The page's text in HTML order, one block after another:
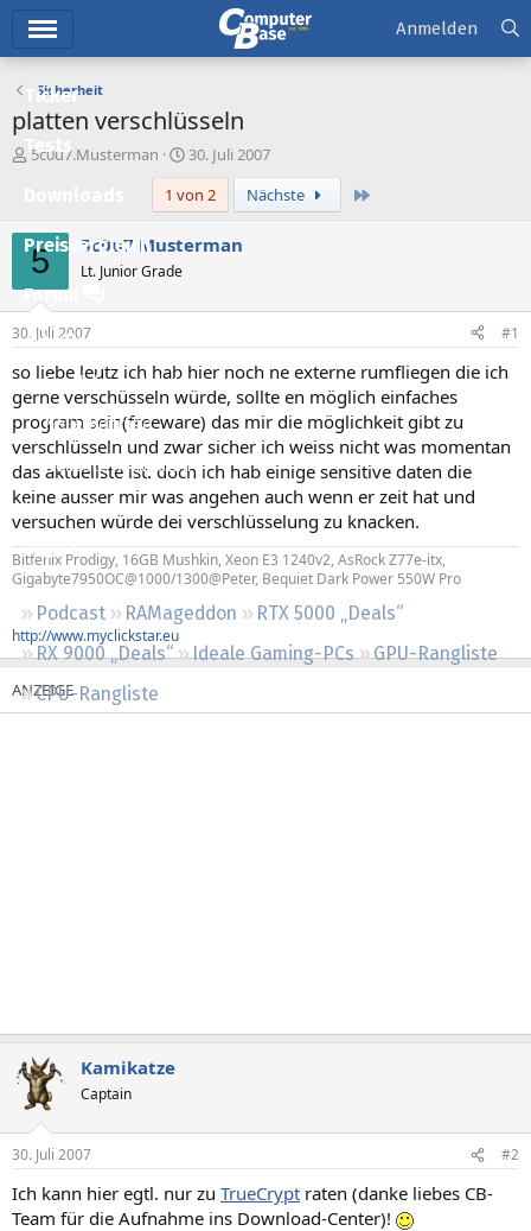
Ticker
Tests
Preisvergleich
Forum
Aktuelles
Empfohlene Inhalte
Neue Beiträge
Neueste Aktivitäten
Leserartikel
Regeln
Podcast RAMageddon
RTX 5000 „Deals“
RX 9000 „Deals“
Ideale Gaming-PCs
GPU-Rangliste
CPU-Rangliste
Anmelden
Sicherheit
platten verschlüsseln
E
e
l
e
5c0u7.Musterman
E
r
s
t
e
m
30. Juli 2007
1 von 2
Nächste
5 5c0u7.Musterman
Lt. Junior Grade
30. Juli 2007 #1
so liebe leutz ich hab hier noch ne externe rumfliegen die ich
gerne verschüsseln würde, sollte en möglich einfaches
program sein(freeware) das mir die möglichkeit gibt zu
verschlüsseln und zwar sicher ich weiss nicht was momentan
das aktuellste ist. doch ich hab einige sensitive daten die
keine ausser mir was angehen auch wenn er zeit hat und
versuchen würde dei verschlüsselung zu knacken.
Bitfenix Prodigy, 16GB Mushkin, Xeon E3 1240v2, AsRock Z77e-itx,
Gigabyte7950OC@1000/1300@Peter, Bequiet Dark Power 550W Pro
http://www.myclickstar.eu
Kamikatze
Captain
30. Juli 2007 #2
Ich kann hier egtl. nur zu TrueCrypt raten (danke liebes CB-
Team für die Aufnahme ins Download-Center)!